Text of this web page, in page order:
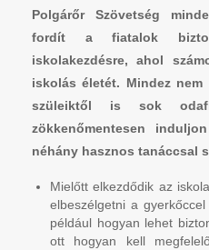
Polgárőr Szövetség
fordít a fiatalok
iskolakezdésre, ahol
iskolás életét. Mindez
szüleiktől is sok
zökkenőmentesen
néhány hasznos tanáccsal
Mielőtt elkezdődik az
elbeszélgetni a
például hogyan lehet
ott hogyan kell